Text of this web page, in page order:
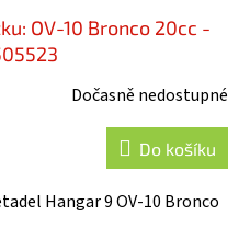
OV-10 Bronco 20cc -
Dočasně nedostupné
Do košíku
Hangar 9 OV-10 Bronco